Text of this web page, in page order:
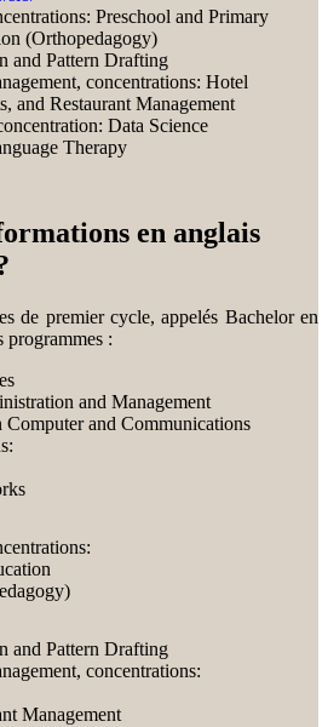
Preschool and Primary
(Orthopedagogy)
and Pattern Drafting
concentrations: Hotel
and Restaurant Management
Data Science
Therapy
en anglais
de premier cycle, appelés Bachelor en
programmes :
and Management
and Communications
and Pattern Drafting
concentrations:
Management